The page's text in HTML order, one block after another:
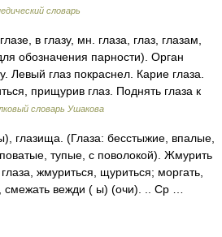
словарь
в глазу, мн. глаза, глаз, глазам,
обозначения парности). Орган
Левый глаз покраснел. Карие глаза.
прищурив глаз. Поднять глаза к
словарь Ушакова
глазища. (Глаза: бесстыжие, впалые,
тупые, с поволокой). Жмурить
жмуриться, щуриться; моргать,
смежать вежди ( ы) (очи). .. Ср …